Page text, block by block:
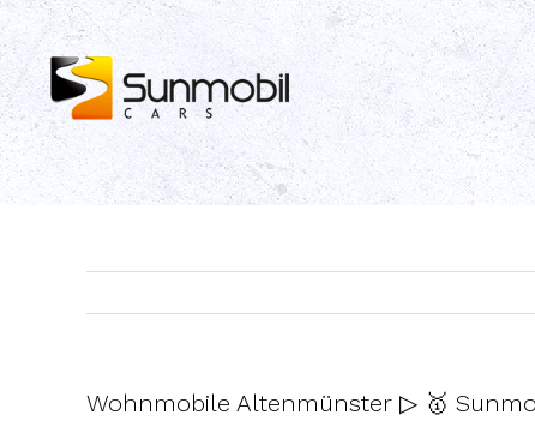
Skip
to
content
Wohnmobile Altenmünster ▷ 🥇